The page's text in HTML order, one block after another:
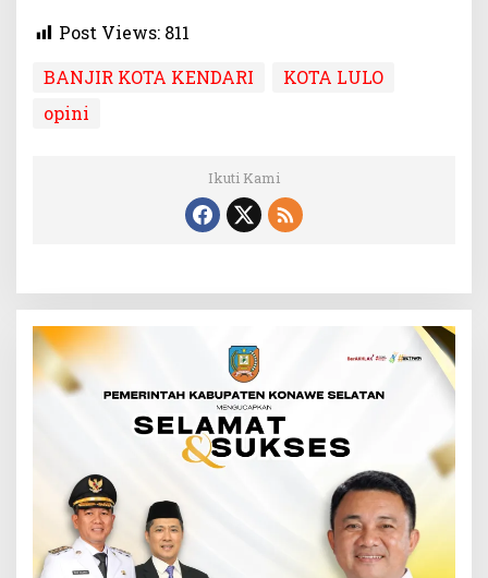
Post Views: 811
BANJIR KOTA KENDARI
KOTA LULO
opini
Ikuti Kami